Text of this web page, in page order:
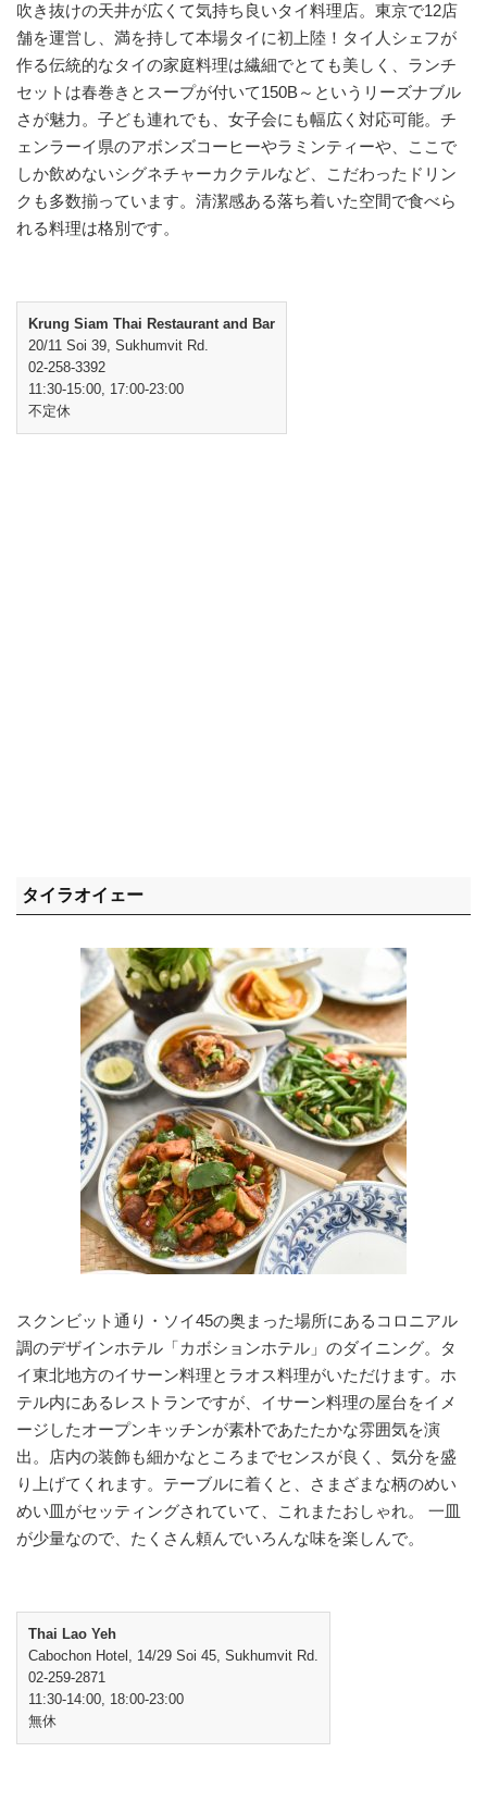
吹き抜けの天井が広くて気持ち良いタイ料理店。東京で12店
舗を運営し、満を持して本場タイに初上陸！タイ人シェフが
作る伝統的なタイの家庭料理は繊細でとても美しく、ランチ
セットは春巻きとスープが付いて150B～というリーズナブル
さが魅力。子ども連れでも、女子会にも幅広く対応可能。チ
ェンラーイ県のアボンズコーヒーやラミンティーや、ここで
しか飲めないシグネチャーカクテルなど、こだわったドリン
クも多数揃っています。清潔感ある落ち着いた空間で食べら
れる料理は格別です。
Krung Siam Thai Restaurant and Bar
20/11 Soi 39, Sukhumvit Rd.
02-258-3392
11:30-15:00, 17:00-23:00
不定休
タイラオイェー
スクンビット通り・ソイ45の奥まった場所にあるコロニアル
調のデザインホテル「カボションホテル」のダイニング。タ
イ東北地方のイサーン料理とラオス料理がいただけます。ホ
テル内にあるレストランですが、イサーン料理の屋台をイメ
ージしたオープンキッチンが素朴であたたかな雰囲気を演
出。店内の装飾も細かなところまでセンスが良く、気分を盛
り上げてくれます。テーブルに着くと、さまざまな柄のめい
めい皿がセッティングされていて、これまたおしゃれ。 一皿
が少量なので、たくさん頼んでいろんな味を楽しんで。
Thai Lao Yeh
Cabochon Hotel, 14/29 Soi 45, Sukhumvit Rd.
02-259-2871
11:30-14:00, 18:00-23:00
無休